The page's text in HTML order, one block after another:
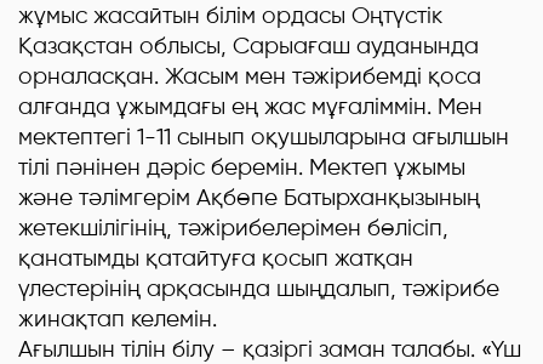
жұмыс жасайтын білім ордасы Оңтүстік
Қазақстан облысы, Сарыағаш ауданында
орналасқан. Жасым мен тәжірибемді қоса
алғанда ұжымдағы ең жас мұғаліммін. Мен
мектептегі 1-11 сынып оқушыларына ағылшын
тілі пәнінен дәріс беремін. Мектеп ұжымы
және тәлімгерім Ақбөпе Батырханқызының
жетекшілігінің, тәжірибелерімен бөлісіп,
қанатымды қатайтуға қосып жатқан
үлестерінің арқасында шыңдалып, тәжірибе
жинақтап келемін.
Ағылшын тілін білу – қазіргі заман талабы. «Үш